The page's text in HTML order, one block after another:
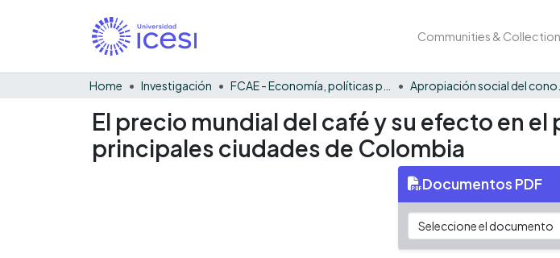
Communities &
Home Investigación
El precio mundial del café y su efecto en
principales ciudades de Colombia
Documentos PDF